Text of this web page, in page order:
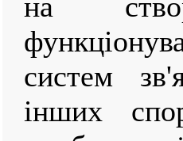
на
систем
інших